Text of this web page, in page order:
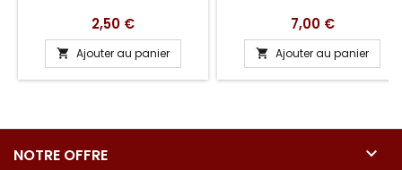
Prix
2,50 €
 Ajouter au panier
Prix
7,00 €
 Ajouter au panier
NOTRE OFFRE 